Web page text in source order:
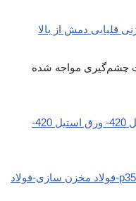
قلیایی دمش از بالا
چشم‌گیری مواجه شده
مطالعه بیشتر: استیل 420- میلگرد استیل 420- ورق استیل 420-
مطالعه بیشتر: فولاد p355nl2-ورق p355nl2-فولاد مخزن سازی-فولاد